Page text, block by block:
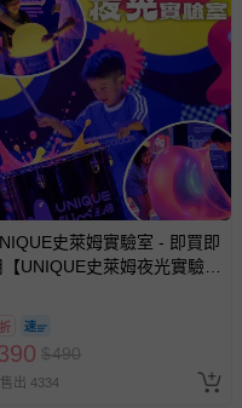
灣本島。如您位於離島地
商品需加收離島運費。廠商
偏遠地區、樓層親送等加價
個人資料內的查詢訂單內，
是否完好，若商品遇瑕疵
請見：退貨的辦理流程。
訊、購物流程、付款方
及商品運送方式等有疑
。
遇缺貨即會通知媽咪並協
史萊姆實驗室 - 即買即
【UNIQUE史萊姆夜光實驗室
30 (電子票券，於展期現場憑
單編號兌換，逾期作廢) (大
孩均一價(3歲以上需購票))
$490
出 4334